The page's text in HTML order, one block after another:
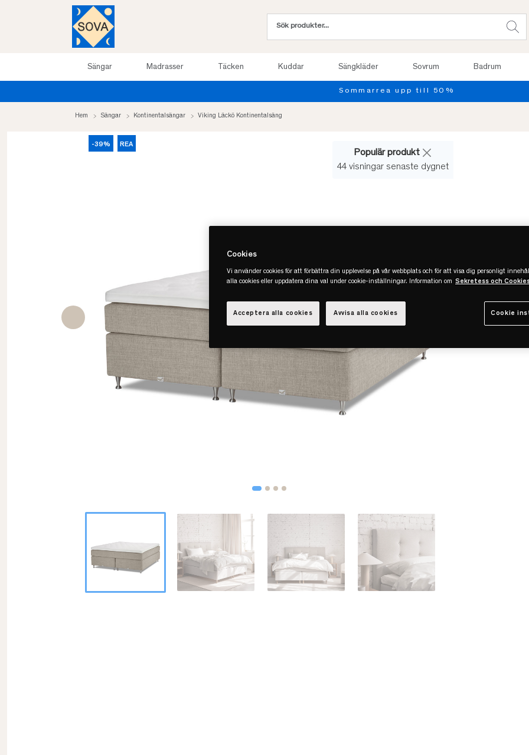
Sängar Madrasser Täcken Kuddar Sängkläder Sovrum Badrum
Provsov upp till
Hem Sängar Kontinentalsängar Viking Läckö Kontinentalsäng
Populär produkt
44 visningar senaste dygnet
-39% REA
Cookies
Vi använder cookies för att förbättra din upplevelse på vår webbplats och för att visa dig personligt
alla cookies eller uppdatera dina val under cookie-inställningar. Information om Sekretess och
Cookie
Avvisa alla cookies
Acceptera alla cookies